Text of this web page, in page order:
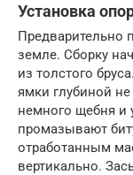
Установка
Предварительно
земле. Сборку
из толстого
ямки глубиной
немного щебня и
промазывают
отработанным
вертикально.